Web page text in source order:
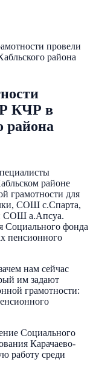
провели
района
КЧР в
района
районе
грамотности для
СОШ с.Спарта,
СОШ а.Апсуа.
Социального фонда
пенсионного
нам сейчас
им задают
грамотности:
Социального
Карачаево-
работу среди